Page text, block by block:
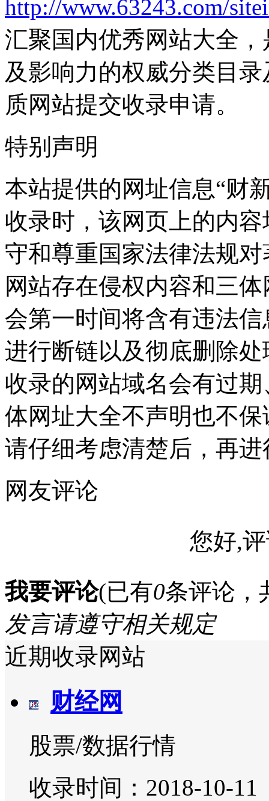
http://www.63243.com/
汇聚国内优秀网站大全
及影响力的权威分类目
质网站提交收录申请。
特别声明
本站提供的网址信息“财
收录时，该网页上的内
守和尊重国家法律法规
网站存在侵权内容和三
会第一时间将含有违法
进行断链以及彻底删除
收录的网站域名会有过
体网址大全不声明也不
请仔细考虑清楚后，再
网友评论
您好,
我要评论(已有0条评论，
发言请遵守相关规定
近期收录网站
财经网
股票/数据行情
收录时间：2018-10-11